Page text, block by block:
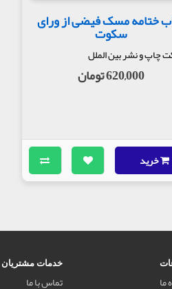
ختامه مسک فیضی از ورای
سکوت
چاپ و نشر بین الملل
620,000 تومان
خرید
ما
خدمات مشتریان
تماس با ما